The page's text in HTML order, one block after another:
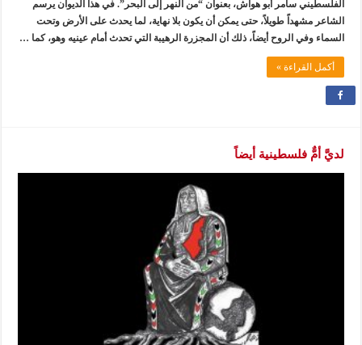
الفلسطيني سامر أبو هواش، بعنوان “من النهر إلى البحر”. في هذا الديوان يرسم
الشاعر مشهداً طويلاً، حتى يمكن أن يكون بلا نهاية، لما يحدث على الأرض وتحت
السماء وفي الروح أيضاً، ذلك أن المجزرة الرهيبة التي تحدث أمام عينيه وهو، كما …
أكمل القراءة »
لديَّ أمٌّ فلسطينية أيضاً